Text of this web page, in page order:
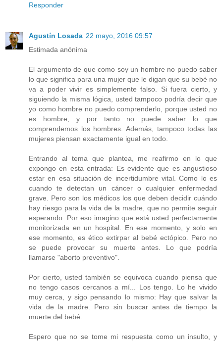
Responder
Agustín Losada 22 mayo, 2016 09:57
Estimada anónima
El argumento de que como soy un hombre no puedo saber
lo que significa para una mujer que le digan que su bebé no
va a poder vivir es simplemente falso. Si fuera cierto, y
siguiendo la misma lógica, usted tampoco podría decir que
yo como hombre no puedo comprenderlo, porque usted no
es hombre, y por tanto no puede saber lo que
comprendemos los hombres. Además, tampoco todas las
mujeres piensan exactamente igual en todo.
Entrando al tema que plantea, me reafirmo en lo que
expongo en esta entrada: Es evidente que es angustioso
estar en esa situación de incertidumbre vital. Como lo es
cuando te detectan un cáncer o cualquier enfermedad
grave. Pero son los médicos los que deben decidir cuándo
hay riesgo para la vida de la madre, que no permite seguir
esperando. Por eso imagino que está usted perfectamente
monitorizada en un hospital. En ese momento, y solo en
ese momento, es ético extirpar al bebé ectópico. Pero no
se puede provocar su muerte antes. Lo que podría
llamarse "aborto preventivo".
Por cierto, usted también se equivoca cuando piensa que
no tengo casos cercanos a mí... Los tengo. Lo he vivido
muy cerca, y sigo pensando lo mismo: Hay que salvar la
vida de la madre. Pero sin buscar antes de tiempo la
muerte del bebé.
Espero que no se tome mi respuesta como un insulto, y